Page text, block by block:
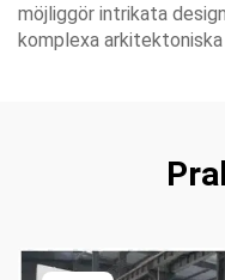
möjliggör intrikata
komplexa